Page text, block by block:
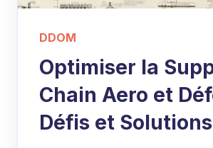
DDOM
Optimiser la
Chain Aero et
Défis et Solutions